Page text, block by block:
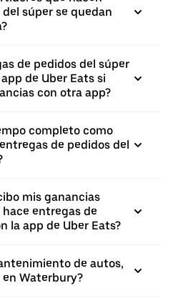
súper se quedan
de pedidos del súper
de Uber Eats si
con otra app?
completo como
de pedidos del
mis ganancias
entregas de
la app de Uber Eats?
de autos,
Waterbury?